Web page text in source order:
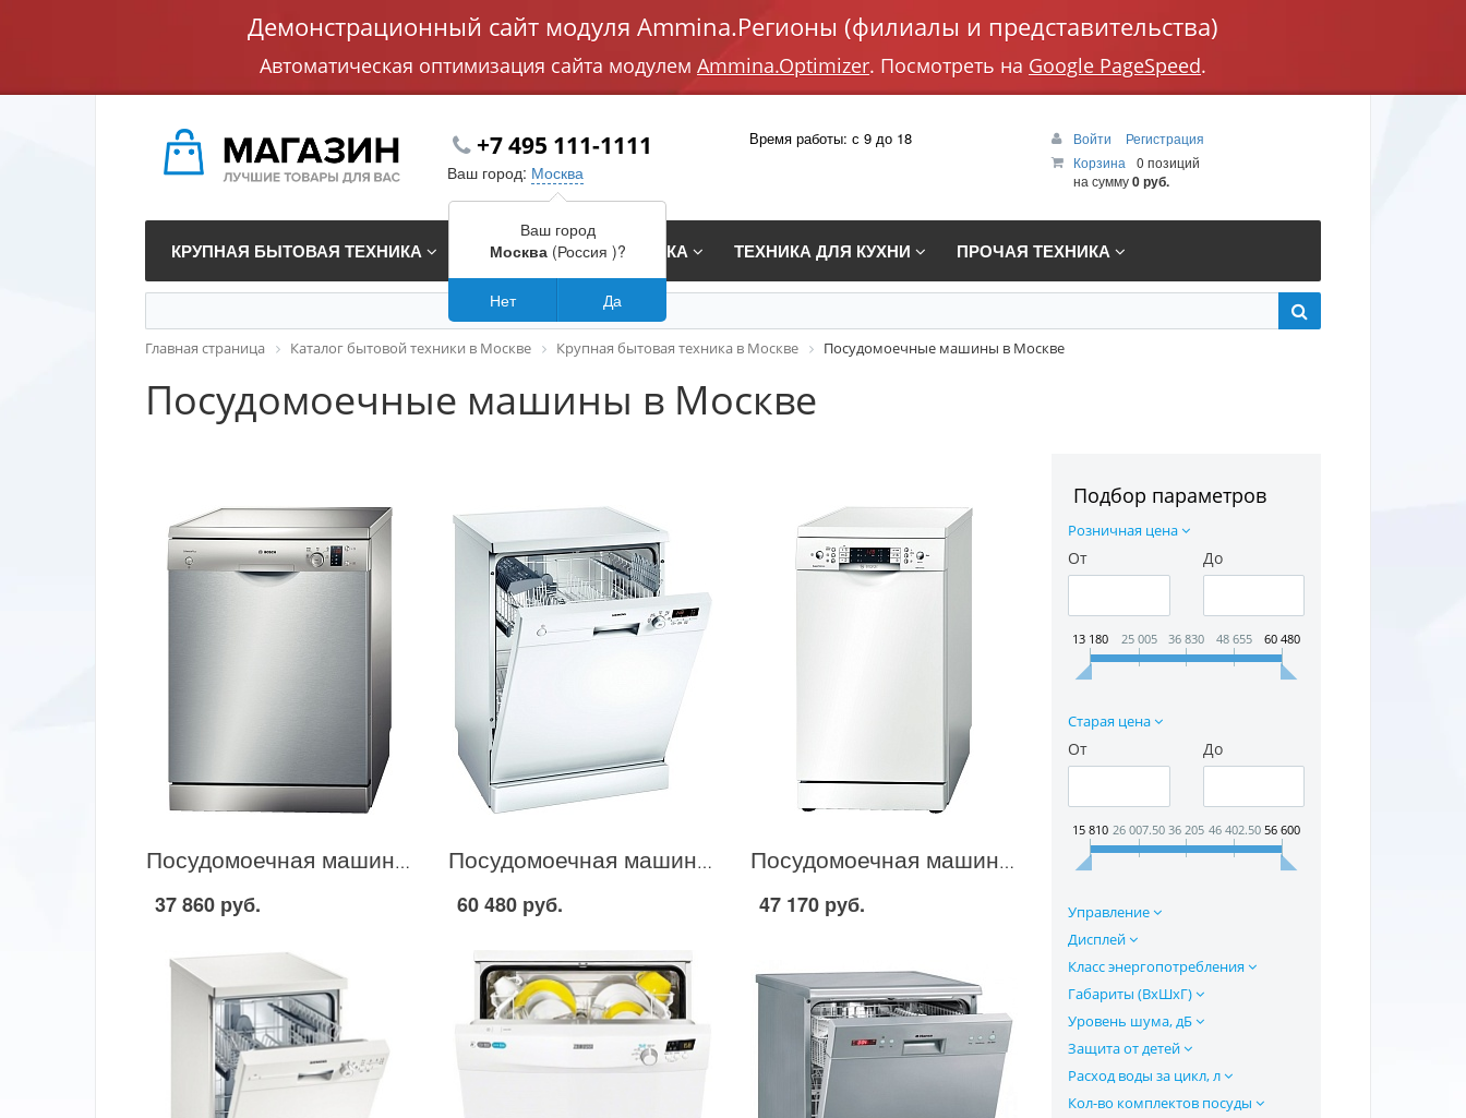
Демонстрационный сайт модуля Ammina.Регионы (филиалы и представительства)
Автоматическая оптимизация сайта модулем Ammina.Optimizer. Посмотреть на Google PageSpeed.
+7 495 111-1111
Ваш город: Москва
Время работы: с 9 до 18 Войти
Регистрация
Корзина
0 позиций
на сумму0 руб.
КРУПНАЯ БЫТОВАЯ ТЕХНИКА ВСТРАИВАЕМАЯ ТЕХНИКА ТЕХНИКА ДЛЯ КУХНИ ПРОЧАЯ ТЕХНИКА
Главная страница Каталог бытовой техники в Москве Крупная бытовая техника в Москве Посудомоечные машины в Москве
Посудомоечные машины в Москве
Подбор параметров
Розничная цена
От До
13 180 25 005 36 830 48 655 60 480
Старая цена
От До
15 810 26 007.50 36 205 46 402.50 56 600
Управление
Дисплей
Класс энергопотребления
Габариты (ВхШхГ)
Уровень шума, дБ
Защита от детей
Расход воды за цикл, л
Кол-во комплектов посуды
Посудомоечная машина Bosch SMS 50D38 в Москве
37 860 руб.
Посудомоечная машина Siemens SN 25E212 в Москве
60 480 руб.
Посудомоечная машина Bosch SPS 69T72 в Москве
47 170 руб.
Ваш город
Москва(Россия )?
Нет Да